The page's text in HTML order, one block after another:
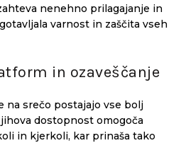
nenehno prilagajanje in
varnost in zaščita vseh
in ozaveščanje
na srečo postajajo vse bolj
dostopnost omogoča
in kjerkoli, kar prinaša tako